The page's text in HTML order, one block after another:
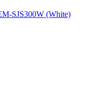
SJS300W (White)